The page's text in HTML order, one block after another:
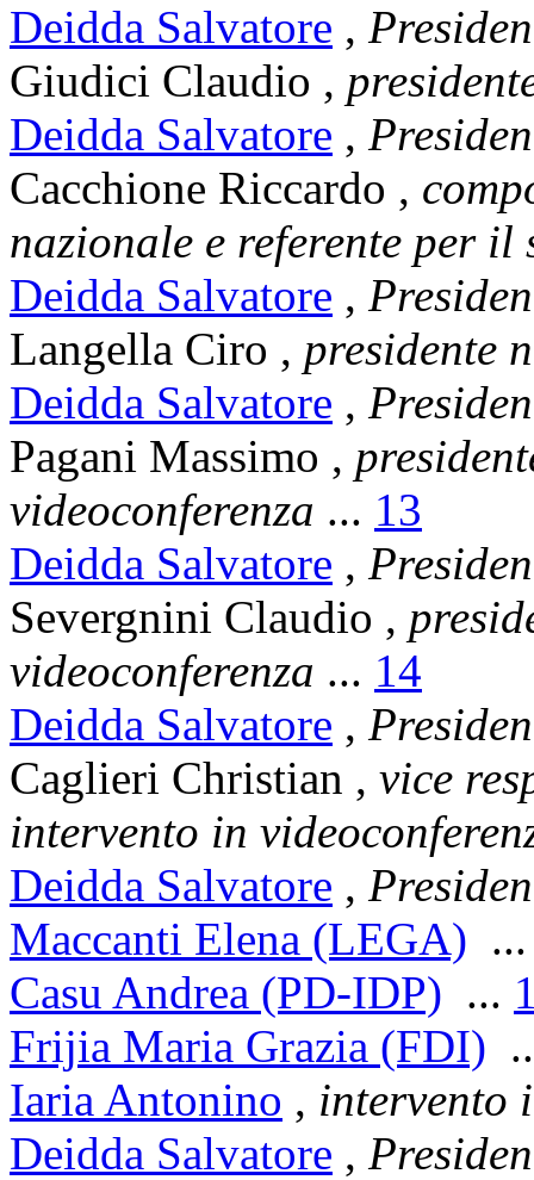
Deidda Salvatore ,
Giudici Claudio ,
Deidda Salvatore ,
Cacchione Riccardo ,
nazionale e referente per
Deidda Salvatore ,
Langella Ciro , presidente
Deidda Salvatore ,
Pagani Massimo ,
videoconferenza ... 13
Deidda Salvatore ,
Severgnini Claudio ,
videoconferenza ... 14
Deidda Salvatore ,
Caglieri Christian , vice
intervento in
Deidda Salvatore ,
Maccanti Elena (LEGA)
Casu Andrea (PD-IDP) ...
Frijia Maria Grazia (FDI)
Iaria Antonino , intervento
Deidda Salvatore ,